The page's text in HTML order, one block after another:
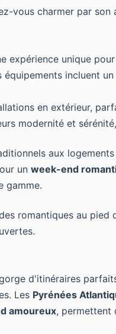
vous charmer par son
expérience unique
équipements incluent un
en extérieur,
modernité et
aux
un week-end
gamme.
romantiques au pied
d'itinéraires
Les Pyrénées
amoureux, permettent